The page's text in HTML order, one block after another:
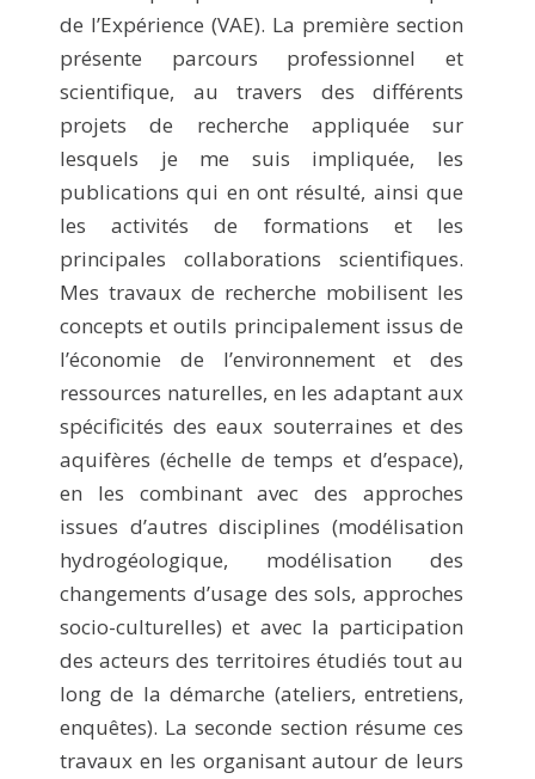
de l’Expérience (VAE). La première section
présente parcours professionnel et
scientifique, au travers des différents
projets de recherche appliquée sur
lesquels je me suis impliquée, les
publications qui en ont résulté, ainsi que
les activités de formations et les
principales collaborations scientifiques.
Mes travaux de recherche mobilisent les
concepts et outils principalement issus de
l’économie de l’environnement et des
ressources naturelles, en les adaptant aux
spécificités des eaux souterraines et des
aquifères (échelle de temps et d’espace),
en les combinant avec des approches
issues d’autres disciplines (modélisation
hydrogéologique, modélisation des
changements d’usage des sols, approches
socio-culturelles) et avec la participation
des acteurs des territoires étudiés tout au
long de la démarche (ateliers, entretiens,
enquêtes). La seconde section résume ces
travaux en les organisant autour de leurs